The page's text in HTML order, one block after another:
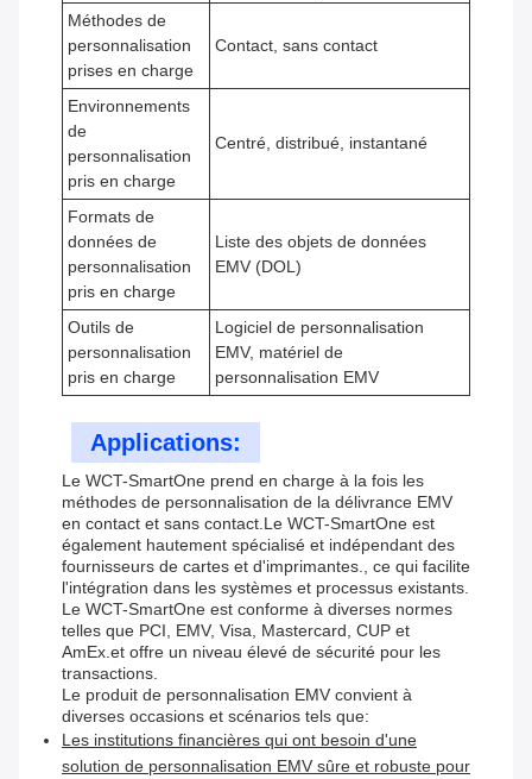
Méthodes de
personnalisation
prises en charge
Contact, sans contact
Environnements
de
personnalisation
pris en charge
Centré, distribué, instantané
Formats de
données de
personnalisation
pris en charge
Liste des objets de données
EMV (DOL)
Outils de
personnalisation
pris en charge
Logiciel de personnalisation
EMV, matériel de
personnalisation EMV
Applications:
Le WCT-SmartOne prend en charge à la fois les
méthodes de personnalisation de la délivrance EMV
en contact et sans contact.Le WCT-SmartOne est
également hautement spécialisé et indépendant des
fournisseurs de cartes et d'imprimantes., ce qui facilite
l'intégration dans les systèmes et processus existants.
Le WCT-SmartOne est conforme à diverses normes
telles que PCI, EMV, Visa, Mastercard, CUP et
AmEx.et offre un niveau élevé de sécurité pour les
transactions.
Le produit de personnalisation EMV convient à
diverses occasions et scénarios tels que:
Les institutions financières qui ont besoin d'une
solution de personnalisation EMV sûre et robuste pour